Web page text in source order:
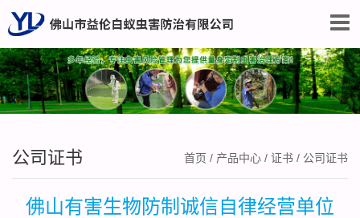
公司证书 首页 / 产品中心 / 证书 / 公司证书
佛山有害生物防制诚信自律经营单位